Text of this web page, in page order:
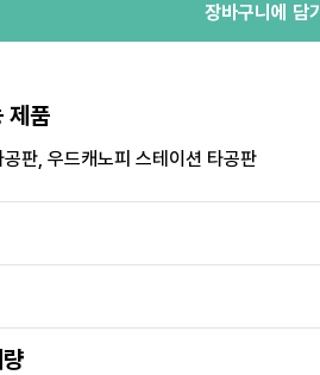
장바구니에 담기
제품
판, 우드캐노피 스테이션 타공판